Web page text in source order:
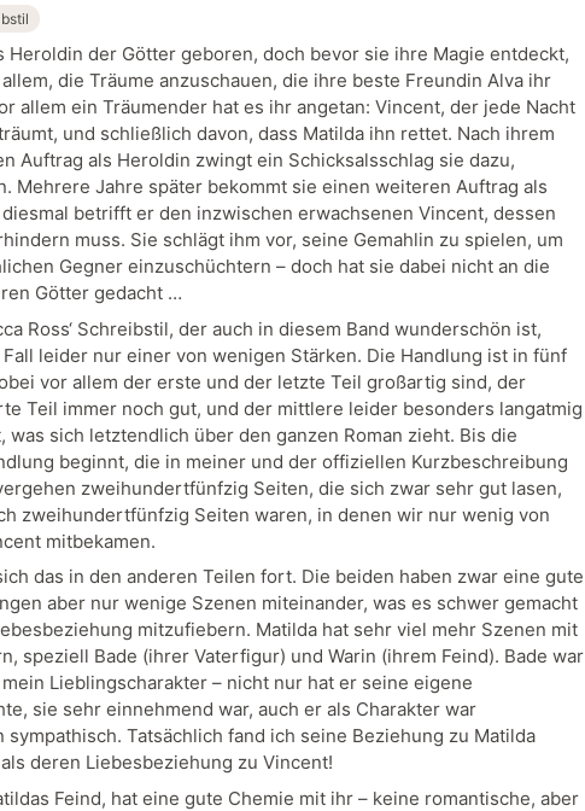
Heroldin der Götter geboren, doch bevor sie ihre Magie entdeckt,
die Träume anzuschauen, die ihre beste Freundin Alva ihr
allem ein Träumender hat es ihr angetan: Vincent, der jede Nacht
und schließlich davon, dass Matilda ihn rettet. Nach ihrem
Auftrag als Heroldin zwingt ein Schicksalsschlag sie dazu,
Mehrere Jahre später bekommt sie einen weiteren Auftrag als
betrifft er den inzwischen erwachsenen Vincent, dessen
muss. Sie schlägt ihm vor, seine Gemahlin zu spielen, um
Gegner einzuschüchtern – doch hat sie dabei nicht an die
Götter gedacht …
Ross‘ Schreibstil, der auch in diesem Band wunderschön ist,
leider nur einer von wenigen Stärken. Die Handlung ist in fünf
vor allem der erste und der letzte Teil großartig sind, der
Teil immer noch gut, und der mittlere leider besonders langatmig
was sich letztendlich über den ganzen Roman zieht. Bis die
beginnt, die in meiner und der offiziellen Kurzbeschreibung
zweihundertfünfzig Seiten, die sich zwar sehr gut lasen,
zweihundertfünfzig Seiten waren, in denen wir nur wenig von
mitbekamen.
das in den anderen Teilen fort. Die beiden haben zwar eine gute
aber nur wenige Szenen miteinander, was es schwer gemacht
mitzufiebern. Matilda hat sehr viel mehr Szenen mit
speziell Bade (ihrer Vaterfigur) und Warin (ihrem Feind). Bade war
Lieblingscharakter – nicht nur hat er seine eigene
sie sehr einnehmend war, auch er als Charakter war
sympathisch. Tatsächlich fand ich seine Beziehung zu Matilda
deren Liebesbeziehung zu Vincent!
Feind, hat eine gute Chemie mit ihr – keine romantische, aber